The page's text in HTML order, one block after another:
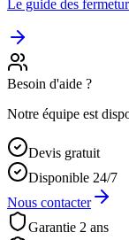
Le guide des
Besoin d'aide ?
Notre équipe est
Devis gratuit
Disponible 24/7
Nous contacter
Garantie 2 ans